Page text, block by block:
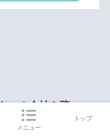
い！会社を辞
務」を選んだ
メニュー
トップ